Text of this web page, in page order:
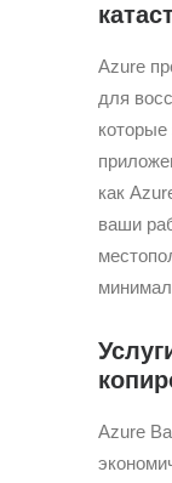
Azure
для
как
ваши
Azure